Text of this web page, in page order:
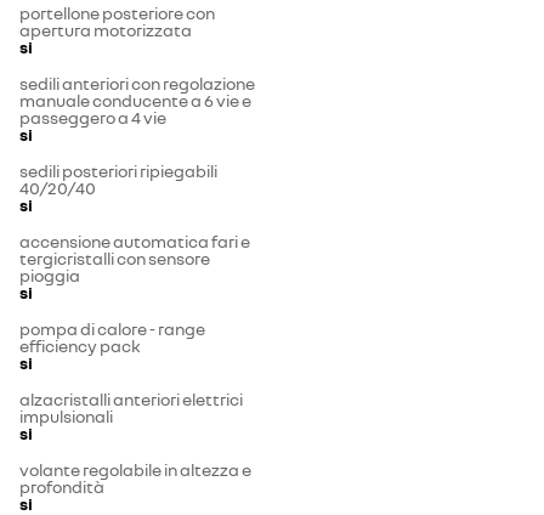
portellone posteriore con
apertura motorizzata
si
sedili anteriori con regolazione
manuale conducente a 6 vie e
passeggero a 4 vie
si
sedili posteriori ripiegabili
40/20/40
si
accensione automatica fari e
tergicristalli con sensore
pioggia
si
pompa di calore - range
efficiency pack
si
alzacristalli anteriori elettrici
impulsionali
si
volante regolabile in altezza e
profondità
si